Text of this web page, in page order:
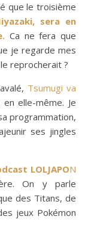
que le troisième
sera en
Ca ne fera que
je regarde mes
reprocherait ?
Tsumugi va
elle-même. Je
programmation,
ses jingles
LOLJAPON
On y parle
des Titans, de
jeux Pokémon